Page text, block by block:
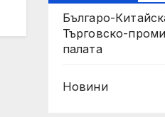
Българо-
Търговско-
палaта
Новини